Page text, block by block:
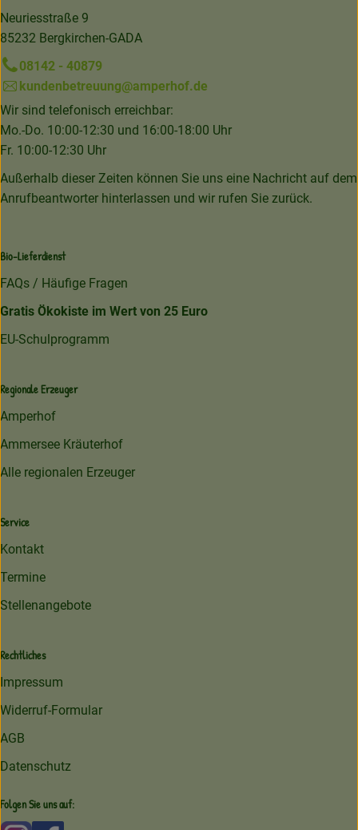
Neuriesstraße 9
85232 Bergkirchen-GADA
08142 - 40879
kundenbetreuung@amperhof.de
Wir sind telefonisch erreichbar:
Mo.-Do. 10:00-12:30 und 16:00-18:00 Uhr
Fr. 10:00-12:30 Uhr
Außerhalb dieser Zeiten können Sie uns eine Nachricht auf dem
Anrufbeantworter hinterlassen und wir rufen Sie zurück.
Bio-Lieferdienst
FAQs / Häufige Fragen
Gratis Ökokiste im Wert von 25 Euro
EU-Schulprogramm
Regionale Erzeuger
Amperhof
Ammersee Kräuterhof
Alle regionalen Erzeuger
Service
Kontakt
Termine
Stellenangebote
Rechtliches
Impressum
Widerruf-Formular
AGB
Datenschutz
Folgen Sie uns auf: